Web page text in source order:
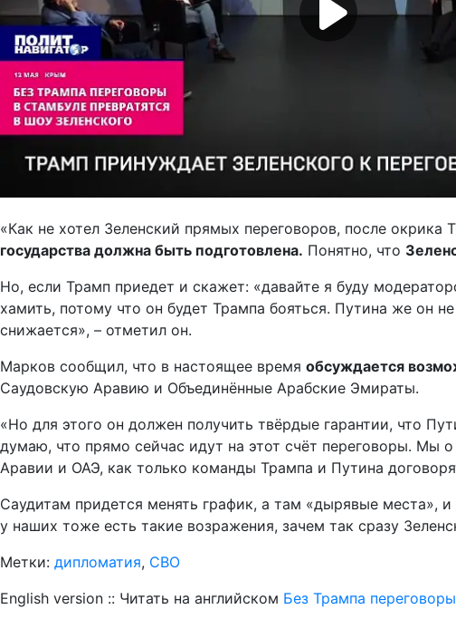
«Как не хотел Зеленский прямых переговоров, после окрика
государства должна быть подготовлена. Понятно, что
Но, если Трамп приедет и скажет: «давайте я буду
хамить, потому что он будет Трампа бояться. Путина же он
снижается», – отметил он.
Марков сообщил, что в настоящее время обсуждается
Саудовскую Аравию и Объединённые Арабские Эмираты.
«Но для этого он должен получить твёрдые гарантии, что
думаю, что прямо сейчас идут на этот счёт переговоры. Мы
Аравии и ОАЭ, как только команды Трампа и Путина
Саудитам придется менять график, а там «дырявые места», и
у наших тоже есть такие возражения, зачем так сразу
Метки: дипломатия, СВО
English version :: Читать на английском Без Трампа